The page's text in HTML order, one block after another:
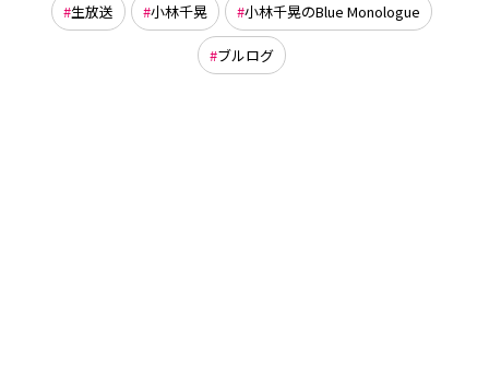
生放送 小林千晃 小林千晃のBlue Monologue
ブルログ